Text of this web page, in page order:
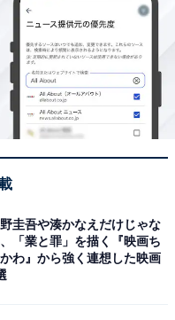
圭吾や湊かなえだけじゃな
「業と罪」を描く『映画ち
わ』から強く連想した映画